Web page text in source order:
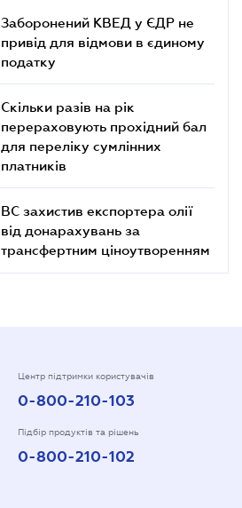
Заборонений КВЕД у ЄДР не
привід для відмови в єдиному
податку
Скільки разів на рік
перераховують прохідний бал
для переліку сумлінних
платників
ВС захистив експортера олії
від донарахувань за
трансфертним ціноутворенням
Центр підтримки користувачів
0-800-210-103
Підбір продуктів та рішень
0-800-210-102